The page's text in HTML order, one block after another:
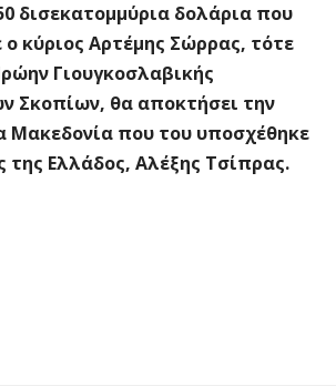
δισεκατομμύρια δολάρια που
κύριος Αρτέμης Σώρρας, τότε
Γιουγκοσλαβικής
Σκοπίων, θα αποκτήσει την
Μακεδονία που του υποσχέθηκε
Ελλάδος, Αλέξης Τσίπρας.